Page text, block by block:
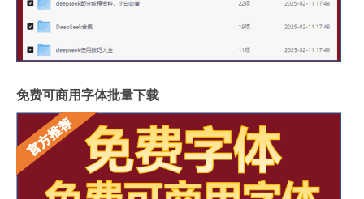
免费可商用字体批量下载